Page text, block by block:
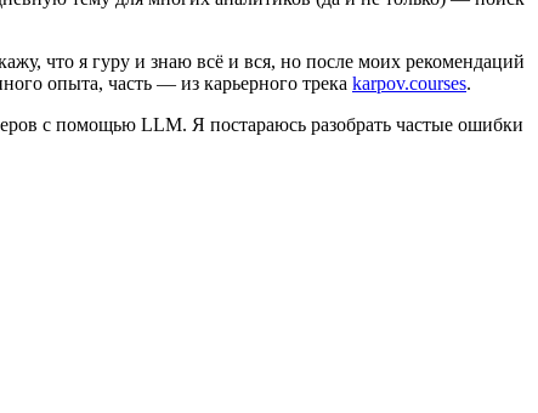
что я гуру и знаю всё и вся, но после моих рекомендаций
опыта, часть — из карьерного трека karpov.courses.
с помощью LLM. Я постараюсь разобрать частые ошибки